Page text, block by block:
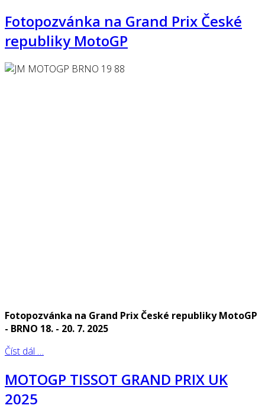
Fotopozvánka na Grand Prix České
republiky MotoGP
Fotopozvánka na Grand Prix České republiky MotoGP
- BRNO 18. - 20. 7. 2025
Číst dál …
MOTOGP TISSOT GRAND PRIX UK
2025